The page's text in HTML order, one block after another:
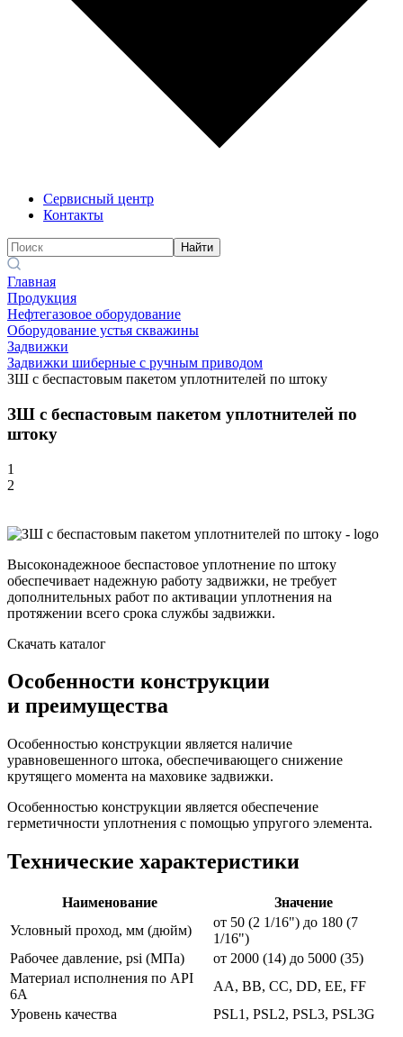
Сервисный центр
Контакты
Найти
Главная
Продукция
Нефтегазовое оборудование
Оборудование устья скважины
Задвижки
Задвижки шиберные с ручным приводом
ЗШ с беспастовым пакетом уплотнителей по штоку
ЗШ с беспастовым пакетом уплотнителей по
штоку
1
2
Высоконадежноое беспастовое уплотнение по штоку
обеспечивает надежную работу задвижки, не требует
дополнительных работ по активации уплотнения на
протяжении всего срока службы задвижки.
Скачать каталог
Особенности конструкции
и преимущества
Особенностью конструкции является наличие
уравновешенного штока, обеспечивающего снижение
крутящего момента на маховике задвижки.
Особенностью конструкции является обеспечение
герметичности уплотнения с помощью упругого элемента.
Технические характеристики
Наименование
Значение
Условный проход, мм (дюйм)
от 50 (2 1/16") до 180 (7
1/16")
Рабочее давление, psi (МПа)
от 2000 (14) до 5000 (35)
Материал исполнения по API
6А
АА, ВВ, СС, DD, ЕЕ, FF
Уровень качества
PSL1, PSL2, PSL3, PSL3G